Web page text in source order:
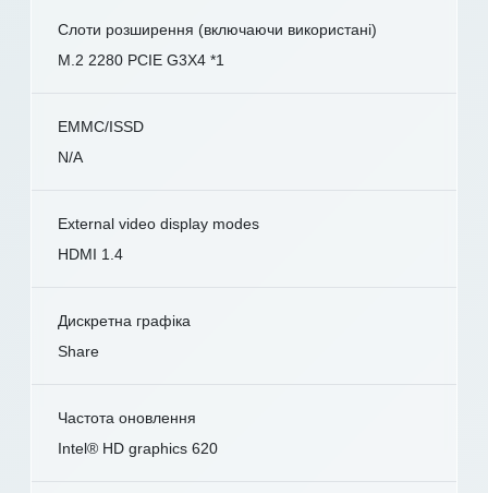
Слоти розширення (включаючи використані)
M.2 2280 PCIE G3X4 *1
EMMC/ISSD
N/A
External video display modes
HDMI 1.4
Дискретна графіка
Share
Частота оновлення
Intel® HD graphics 620